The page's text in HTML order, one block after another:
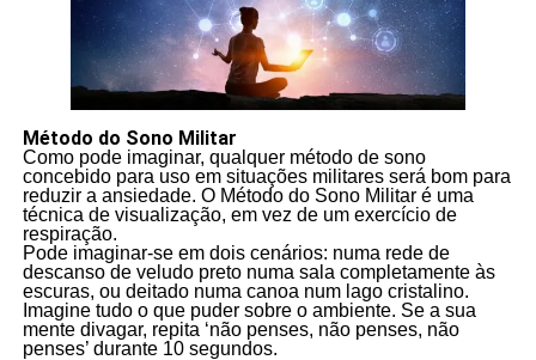
Método do Sono Militar
Como pode imaginar, qualquer método de sono
concebido para uso em situações militares será bom para
reduzir a ansiedade. O Método do Sono Militar é uma
técnica de visualização, em vez de um exercício de
respiração.
Pode imaginar-se em dois cenários: numa rede de
descanso de veludo preto numa sala completamente às
escuras, ou deitado numa canoa num lago cristalino.
Imagine tudo o que puder sobre o ambiente. Se a sua
mente divagar, repita ‘não penses, não penses, não
penses’ durante 10 segundos.